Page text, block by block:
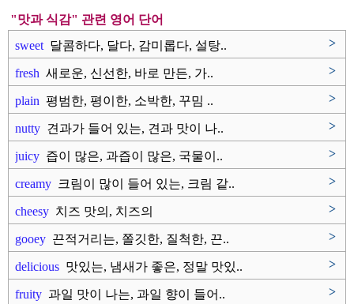
"맛과 식감" 관련 영어 단어
sweet 달콤하다, 달다, 감미롭다, 설탕.. >
fresh 새로운, 신선한, 바로 만든, 가.. >
plain 평범한, 평이한, 소박한, 꾸밈 .. >
nutty 견과가 들어 있는, 견과 맛이 나.. >
juicy 즙이 많은, 과즙이 많은, 국물이.. >
creamy 크림이 많이 들어 있는, 크림 같.. >
cheesy 치즈 맛의, 치즈의 >
gooey 끈적거리는, 쫄깃한, 질척한, 끈.. >
delicious 맛있는, 냄새가 좋은, 정말 맛있.. >
fruity 과일 맛이 나는, 과일 향이 들어.. >